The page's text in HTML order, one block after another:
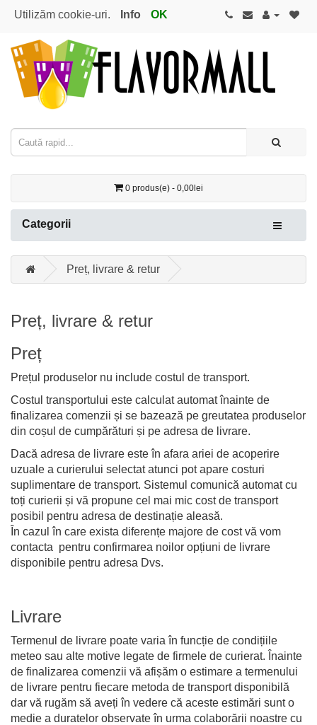
Utilizăm cookie-uri. Info OK
0 produs(e) - 0,00lei
Categorii
Preț, livrare & retur
Preț, livrare & retur
Preț
Prețul produselor nu include costul de transport.
Costul transportului este calculat automat înainte de
finalizarea comenzii și se bazează pe greutatea produselor
din coșul de cumpărături și pe adresa de livrare.
Dacă adresa de livrare este în afara ariei de acoperire
uzuale a curierului selectat atunci pot apare costuri
suplimentare de transport. Sistemul comunică automat cu
toți curierii și vă propune cel mai mic cost de transport
posibil pentru adresa de destinație aleasă.
În cazul în care exista diferențe majore de cost vă vom
contacta pentru confirmarea noilor opțiuni de livrare
disponibile pentru adresa Dvs.
Livrare
Termenul de livrare poate varia în funcție de condițiile
meteo sau alte motive legate de firmele de curierat. Înainte
de finalizarea comenzii vă afișăm o estimare a termenului
de livrare pentru fiecare metoda de transport disponibilă
dar vă rugăm să aveți în vedere că aceste estimări sunt o
medie a duratelor observate în urma colaborării noastre cu